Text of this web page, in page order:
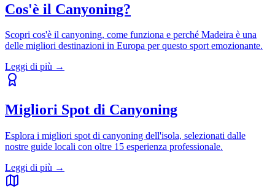
Cos'è il Canyoning?
Scopri cos'è il canyoning, come funziona e perché Madeira è una
delle migliori destinazioni in Europa per questo sport emozionante.
Leggi di più →
Migliori Spot di Canyoning
Esplora i migliori spot di canyoning dell'isola, selezionati dalle
nostre guide locali con oltre 15 esperienza professionale.
Leggi di più →